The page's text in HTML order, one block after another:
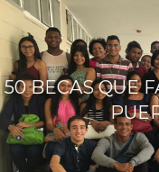
50 BECAS QUE